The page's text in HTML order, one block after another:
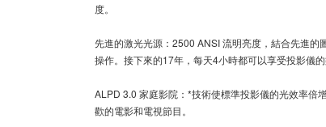
度。
先進的激光光源：2500 ANSI 流明亮度，結合先進
操作。接下來的17年，每天4小時都可以享受投影儀的
ALPD 3.0 家庭影院：*技術使標準投影儀的光效率倍
歡的電影和電視節目。